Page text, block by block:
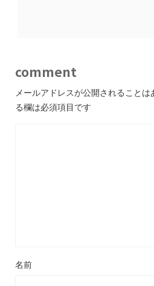
comment
メールアドレスが公開されることは
る欄は必須項目です
名前